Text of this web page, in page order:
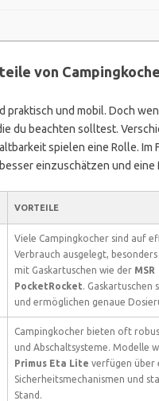
von
praktisch und mobil. Doch
du beachten solltest.
spielen eine Rolle.
einzuschätzen und
VORTEILE
Viele Campingkocher sind auf
Verbrauch ausgelegt,
mit Gaskartuschen wie der MSR
PocketRocket. Gaskartuschen
und ermöglichen genaue
Campingkocher bieten oft
und Abschaltsysteme. Modelle
Primus Eta Lite verfügen über
Sicherheitsmechanismen und
Stand.